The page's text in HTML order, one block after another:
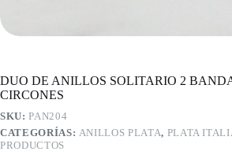
DUO DE ANILLOS SOLITARIO 2
CIRCONES
SKU:PAN204
CATEGORÍAS: ANILLOS PLATA, PLATA
PRODUCTOS